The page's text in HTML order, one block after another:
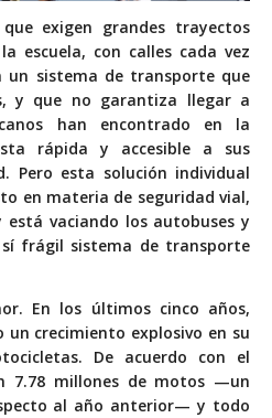
exigen grandes trayectos
escuela, con calles cada vez
un sistema de transporte que
y que no garantiza llegar a
han encontrado en la
rápida y accesible a sus
Pero esta solución individual
en materia de seguridad vial,
vaciando los autobuses y
frágil sistema de transporte
En los últimos cinco años,
crecimiento explosivo en su
De acuerdo con el
7.78 millones de motos —un
al año anterior— y todo